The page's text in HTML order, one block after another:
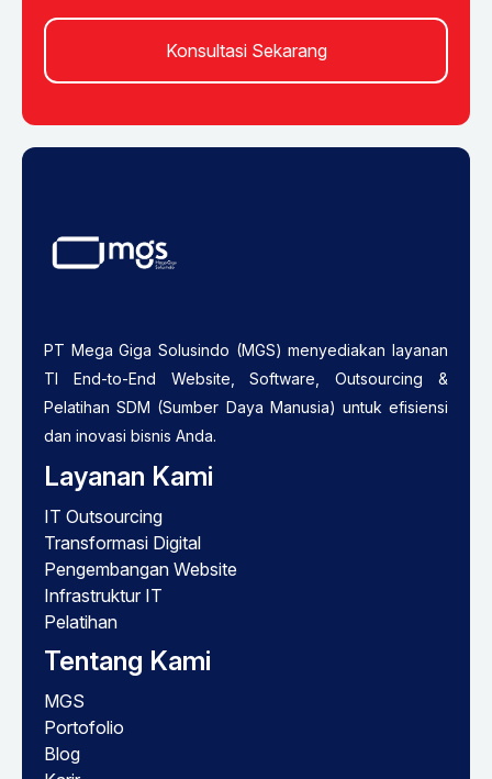
Konsultasi Sekarang
PT Mega Giga Solusindo (MGS) menyediakan layanan
TI End-to-End Website, Software, Outsourcing &
Pelatihan SDM (Sumber Daya Manusia) untuk efisiensi
dan inovasi bisnis Anda.
Layanan Kami
IT Outsourcing
Transformasi Digital
Pengembangan Website
Infrastruktur IT
Pelatihan
Tentang Kami
MGS
Portofolio
Blog